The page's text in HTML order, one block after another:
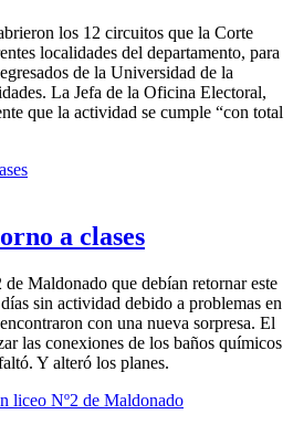
los 12 circuitos que la Corte
localidades del departamento, para
de la Universidad de la
La Jefa de la Oficina Electoral,
que la actividad se cumple “con total
a clases
Maldonado que debían retornar este
sin actividad debido a problemas en
con una nueva sorpresa. El
las conexiones de los baños químicos
Y alteró los planes.